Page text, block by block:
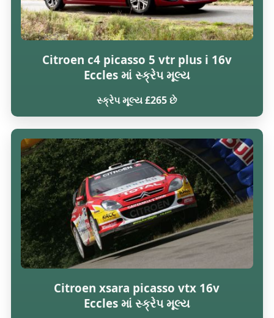
Citroen c4 picasso 5 vtr plus i 16v
Eccles માં સ્ક્રેપ મૂલ્ય
સ્ક્રેપ મૂલ્ય £265 છે
Citroen xsara picasso vtx 16v
Eccles માં સ્ક્રેપ મૂલ્ય